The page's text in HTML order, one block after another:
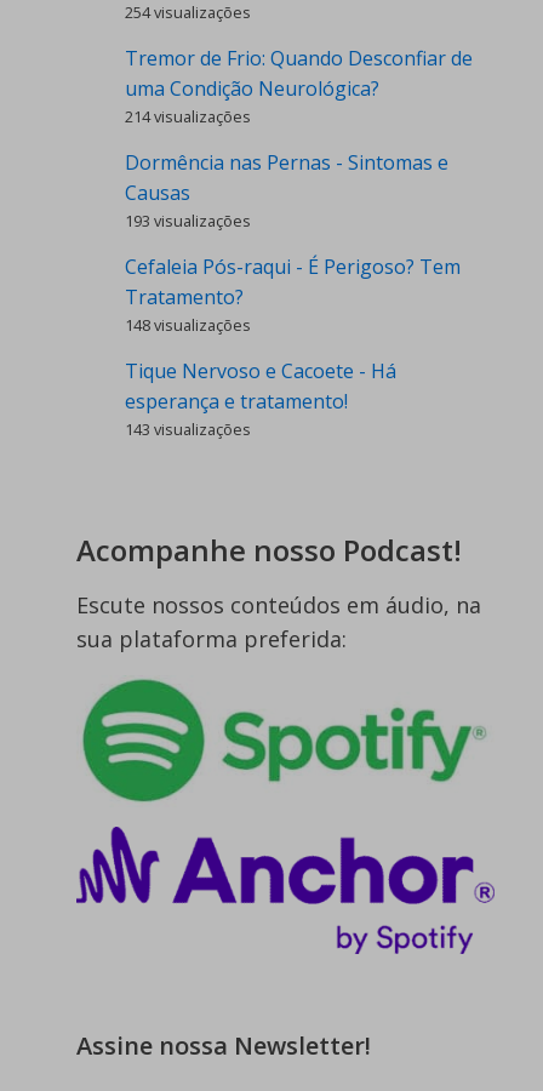
254 visualizações
Tremor de Frio: Quando Desconfiar de
uma Condição Neurológica?
214 visualizações
Dormência nas Pernas - Sintomas e
Causas
193 visualizações
Cefaleia Pós-raqui - É Perigoso? Tem
Tratamento?
148 visualizações
Tique Nervoso e Cacoete - Há
esperança e tratamento!
143 visualizações
Acompanhe nosso Podcast!
Escute nossos conteúdos em áudio, na
sua plataforma preferida:
Assine nossa Newsletter!